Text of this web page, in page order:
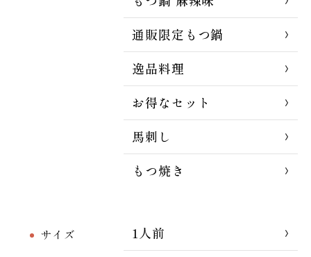
通販限定もつ鍋
逸品料理
お得なセット
馬刺し
もつ焼き
サイズ
1人前